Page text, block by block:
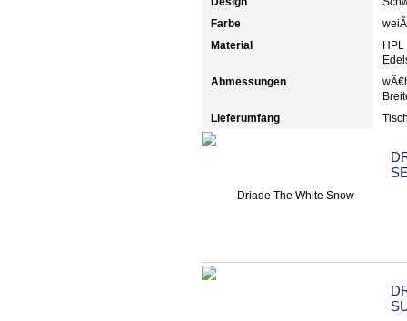
Farbe
weiÃ
Material
HPL
Abmessungen
Lieferumfang